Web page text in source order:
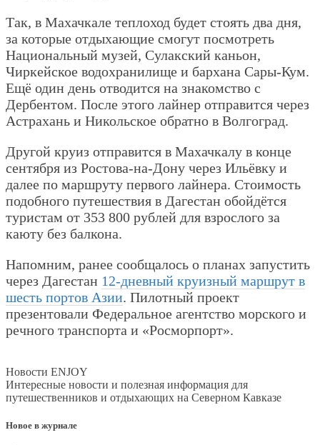
Так, в Махачкале теплоход будет стоять два дня,
за которые отдыхающие смогут посмотреть
Национальный музей, Сулакский каньон,
Чиркейское водохранилище и бархана Сары-Кум.
Ещё один день отводится на знакомство с
Дербентом. После этого лайнер отправится через
Астрахань и Никольское обратно в Волгоград.
Другой круиз отправится в Махачкалу в конце
сентября из Ростова-на-Дону через Ильёвку и
далее по маршруту первого лайнера. Стоимость
подобного путешествия в Дагестан обойдётся
туристам от 353 800 рублей для взрослого за
каюту без балкона.
Напомним, ранее сообщалось о планах запустить
через Дагестан 12-дневный круизный маршрут в
шесть портов Азии. Пилотный проект
презентовали Федеральное агентство морского и
речного транспорта и «Росморпорт».
Новости ENJOY
Интересные новости и полезная информация для
путешественников и отдыхающих на Северном Кавказе
Новое в журнале